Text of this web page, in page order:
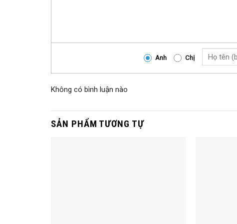
Anh Chị
Không có bình luận nào
SẢN PHẨM TƯƠNG TỰ